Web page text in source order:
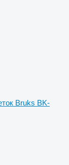
Bruks BK-